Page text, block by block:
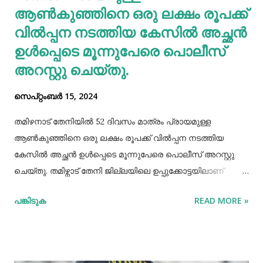
ആണ്‍കുഞ്ഞിനെ ഒരു ലക്ഷം രൂപക്ക്
വില്‍പ്പന നടത്തിയ കേസില്‍ അച്ഛൻ
ഉള്‍പ്പെടെ മൂന്നുപേരെ പൊലീസ്
അറസ്റ്റു ചെയ്തു.
സെപ്റ്റംബർ 15, 2024
തമിഴനാട് തേനിയില്‍ 52 ദിവസം മാത്രം പ്രായമുള്ള
ആണ്‍കുഞ്ഞിനെ ഒരു ലക്ഷം രൂപക്ക് വില്‍പ്പന നടത്തിയ
കേസില്‍ അച്ഛൻ ഉള്‍പ്പെടെ മൂന്നുപേരെ പൊലീസ് അറസ്റ്റു
ചെയ്തു. തമിഴ്നാട് തേനി ജില്ലയിലെ ഉപ്പുക്കോട്ടയിലാണ്
സ്വദേശികളായ ദമ്ബതികളുമാണ് അറസ്റ്റിലായത്. തേനി
പങ്കിടുക READ MORE »